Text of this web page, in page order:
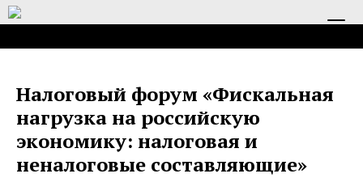
Налоговый форум «Фискальная
нагрузка на российскую
экономику: налоговая и
неналоговые составляющие»